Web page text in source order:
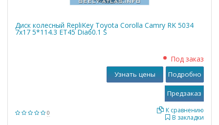
Диск колесный RepliKey Toyota Corolla Camry RK 5034
7x17 5*114.3 ET45 Dia60.1 S
0
Под заказ
В закладки
К сравнению
Узнать цены Подробно